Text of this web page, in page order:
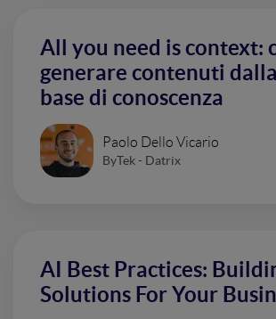
All you need is context:
generare contenuti
base di conoscenza
Paolo Dello Vicario
ByTek - Datrix
AI Best Practices:
Solutions For Your